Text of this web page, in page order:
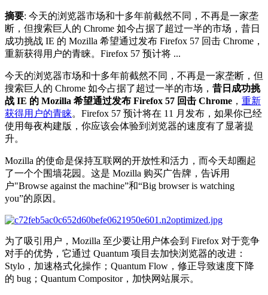
摘要: 今天的浏览器市场和十多年前截然不同，不再是一家垄
断，但搜索巨人的 Chrome 如今占据了超过一半的市场，昔日
成功挑战 IE 的 Mozilla 希望通过发布 Firefox 57 回击 Chrome，
重新获得用户的青睐。Firefox 57 预计将 ...
今天的浏览器市场和十多年前截然不同，不再是一家垄断，但
搜索巨人的 Chrome 如今占据了超过一半的市场， 昔日成功挑
战 IE 的 Mozilla 希望通过发布 Firefox 57 回击 Chrome ， 重新
获得用户的青睐。Firefox 57 预计将在 11 月发布，如果你已经
使用每夜构建版，你应该会体验到浏览器的速度有了显著提
升。
Mozilla 的使命是保持互联网的开放性和活力，而今天却圈起
了一个个围墙花园。这是 Mozilla 购买广告牌，告诉用
户"Browse against the machine”和“Big browser is watching
you”的原因。
为了吸引用户，Mozilla 至少要让用户体会到 Firefox 对于竞争
对手的优势，它通过 Quantum 项目去加快浏览器的改进：
Stylo，加速格式化操作；Quantum Flow，修正导致速度下降
的 bug；Quantum Compositor，加快网站展示。